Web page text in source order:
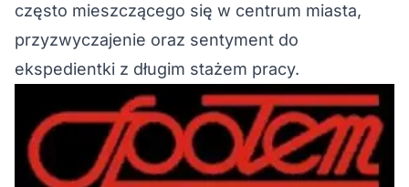
często mieszczącego się w centrum miasta,
przyzwyczajenie oraz sentyment do
ekspedientki z długim stażem pracy.